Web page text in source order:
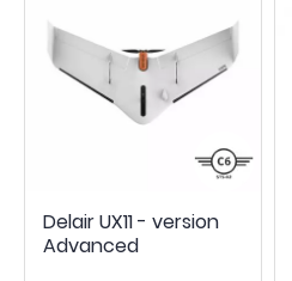
Delair UX11 - version
Advanced